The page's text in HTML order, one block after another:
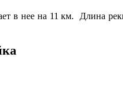
в нее на 11 км. Длина